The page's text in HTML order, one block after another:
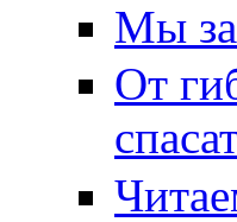
Мы
От